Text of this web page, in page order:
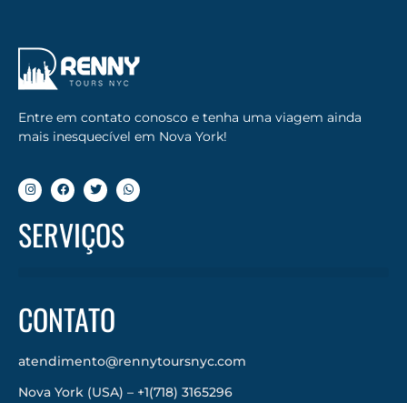
Entre em contato conosco e tenha uma viagem ainda
mais inesquecível em Nova York!
SERVIÇOS
CONTATO
atendimento@rennytoursnyc.com
Nova York (USA) – +1(718) 3165296